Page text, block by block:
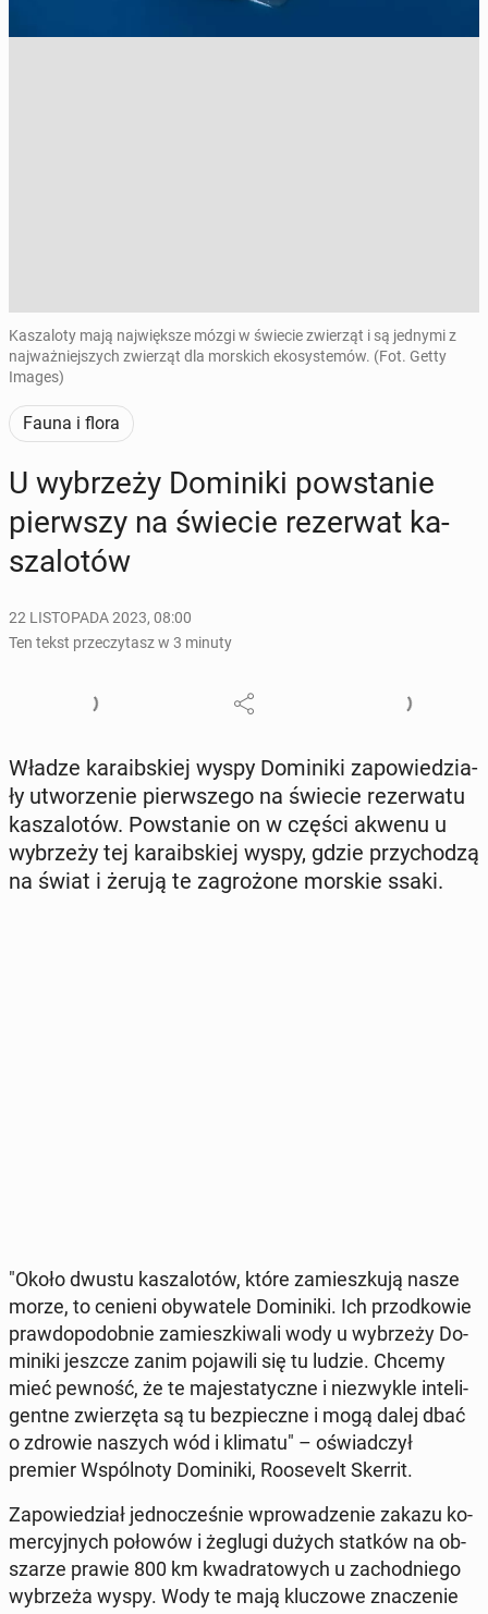
Kaszaloty mają największe mózgi w świecie zwierząt i są jednymi z
najważniejszych zwierząt dla morskich ekosystemów. (Fot. Getty
Images)
Fauna i flora
U wy­brze­ży Do­mi­ni­ki po­wsta­nie
pierw­szy na świecie re­zer­wat ka­
sza­lo­tów
22 LISTOPADA 2023, 08:00
Ten tekst przeczytasz w 3 minuty
Władze ka­ra­ib­skiej wyspy Do­mi­ni­ki za­po­wie­dzia­
ły utwo­rze­nie pierw­sze­go na świecie re­zer­wa­tu
ka­sza­lo­tów. Po­wsta­nie on w części akwenu u
wy­brze­ży tej ka­ra­ib­skiej wyspy, gdzie przy­cho­dzą
na świat i żerują te za­gro­żo­ne morskie ssaki.
"Około dwustu ka­sza­lo­tów, które za­miesz­ku­ją nasze
morze, to cenieni oby­wa­te­le Do­mi­ni­ki. Ich przod­ko­wie
praw­do­po­dob­nie za­miesz­ki­wa­li wody u wy­brze­ży Do­
mi­ni­ki jeszcze zanim po­ja­wi­li się tu ludzie. Chcemy
mieć pewność, że te ma­je­sta­tycz­ne i nie­zwy­kle in­te­li­
gent­ne zwie­rzę­ta są tu bez­piecz­ne i mogą dalej dbać
o zdrowie naszych wód i klimatu" – oświad­czył
premier Wspól­no­ty Do­mi­ni­ki, Ro­ose­velt Skerrit.
Za­po­wie­dział jed­no­cze­śnie wpro­wa­dze­nie zakazu ko­
mer­cyj­nych połowów i żeglugi dużych statków na ob­
sza­rze prawie 800 km kwa­dra­to­wych u za­chod­nie­go
wy­brze­ża wyspy. Wody te mają klu­czo­we zna­cze­nie